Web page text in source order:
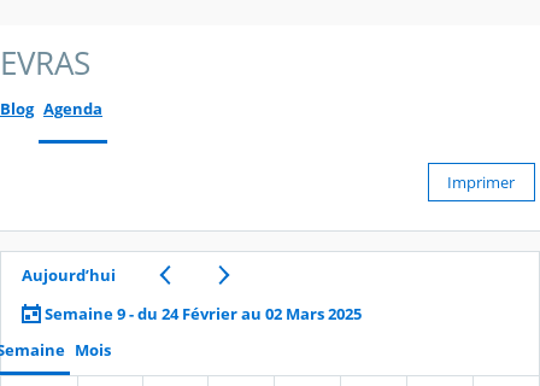
EVRAS
Blog Agenda
Imprimer
Aujourd’hui
Semaine 9 - du 24 Février au 02 Mars 2025
Mois